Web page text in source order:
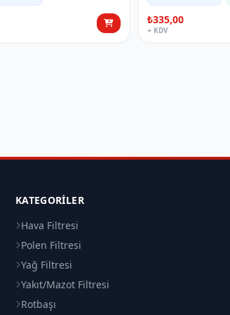
₺335,00
+ KDV
KATEGORILER
Hava Filtresi
Polen Filtresi
Yağ Filtresi
Yakıt/Mazot Filtresi
Rotbaşı